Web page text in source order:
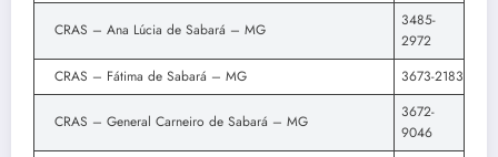
CRAS – Ana Lúcia de Sabará – MG
3485-
2972
CRAS – Fátima de Sabará – MG
3673-2183
CRAS – General Carneiro de Sabará – MG
3672-
9046